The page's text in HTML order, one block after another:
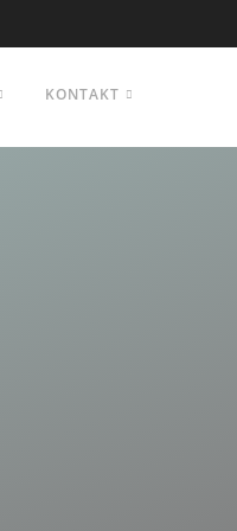
KONTAKT